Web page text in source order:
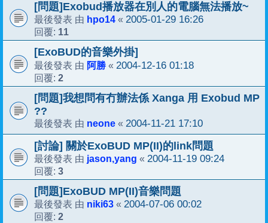
[問題]Exobud播放器在別人的電腦無法播放~
最後發表 由 hpo14 « 2005-01-29 16:26
回覆: 11
[ExoBUD的音樂外掛]
最後發表 由 阿勝 « 2004-12-16 01:18
回覆: 2
[問題]我想問有冇辦法係 Xanga 用 Exobud MP
??
最後發表 由 neone « 2004-11-21 17:10
[討論] 關於ExoBUD MP(II)的link問題
最後發表 由 jason,yang « 2004-11-19 09:24
回覆: 3
[問題]ExoBUD MP(II)音樂問題
最後發表 由 niki63 « 2004-07-06 00:02
回覆: 2